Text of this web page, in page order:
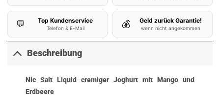
💬 Top Kundenservice
Telefon & E-Mail 💰 Geld zurück Garantie!
wenn nicht angekommen
Beschreibung
Nic Salt Liquid cremiger Joghurt mit Mango und
Erdbeere